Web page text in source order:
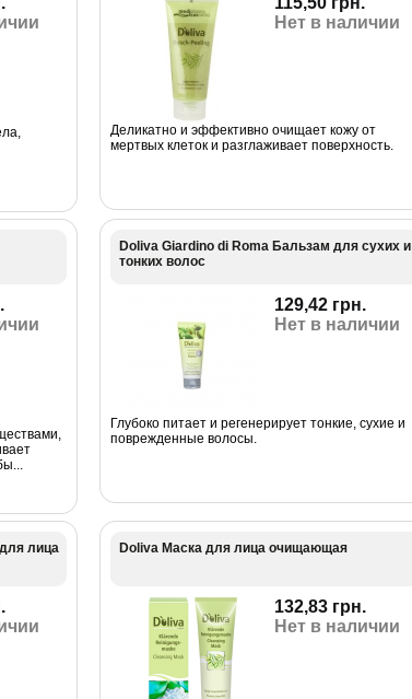
Нет в наличии
Деликатно и эффективно очищает кожу от
мертвых клеток и разглаживает поверхность.
Doliva Giardino di Roma Бальзам для сухих и
тонких волос
129,42 грн.
Нет в наличии
Глубоко питает и регенерирует тонкие, сухие и
поврежденные волосы.
лица Doliva Маска для лица очищающая
132,83 грн.
Нет в наличии